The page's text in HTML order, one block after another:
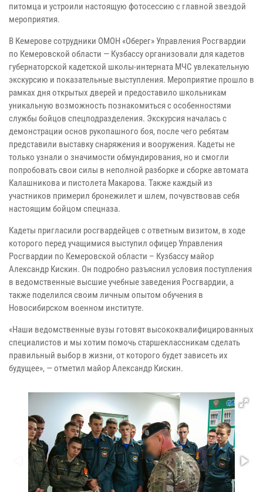
питомца и устроили настоящую фотосессию с главной звездой
мероприятия.
В Кемерове сотрудники ОМОН «Оберег» Управления Росгвардии
по Кемеровской области — Кузбассу организовали для кадетов
губернаторской кадетской школы-интерната МЧС увлекательную
экскурсию и показательные выступления. Мероприятие прошло в
рамках дня открытых дверей и предоставило школьникам
уникальную возможность познакомиться с особенностями
службы бойцов спецподразделения. Экскурсия началась с
демонстрации основ рукопашного боя, после чего ребятам
представили выставку снаряжения и вооружения. Кадеты не
только узнали о значимости обмундирования, но и смогли
попробовать свои силы в неполной разборке и сборке автомата
Калашникова и пистолета Макарова. Также каждый из
участников примерил бронежилет и шлем, почувствовав себя
настоящим бойцом спецназа.
Кадеты пригласили росгвардейцев с ответным визитом, в ходе
которого перед учащимися выступил офицер Управления
Росгвардии по Кемеровской области – Кузбассу майор
Александр Кискин. Он подробно разъяснил условия поступления
в ведомственные высшие учебные заведения Росгвардии, а
также поделился своим личным опытом обучения в
Новосибирском военном институте.
«Наши ведомственные вузы готовят высококвалифицированных
специалистов и мы хотим помочь старшеклассникам сделать
правильный выбор в жизни, от которого будет зависеть их
будущее», — отметил майор Александр Кискин.